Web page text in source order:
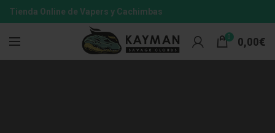
Tienda Online de Vapers y Cachimbas
0 0,00€